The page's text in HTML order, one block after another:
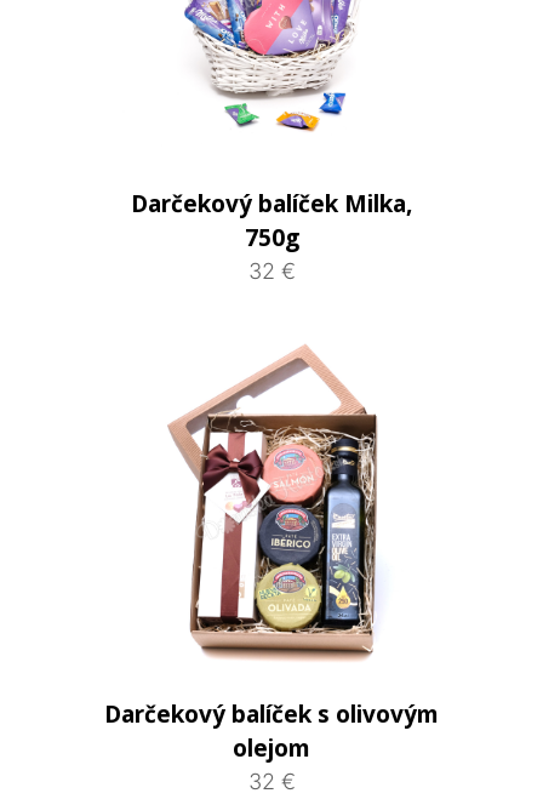
Darčekový balíček Milka,
750g
32 €
Darčekový balíček s olivovým
olejom
32 €